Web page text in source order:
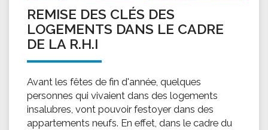
REMISE DES CLÉS DES
LOGEMENTS DANS LE CADRE
DE LA R.H.I
Avant les fêtes de fin d'année, quelques
personnes qui vivaient dans des logements
insalubres, vont pouvoir festoyer dans des
appartements neufs. En effet, dans le cadre du